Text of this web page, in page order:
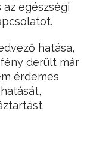
egészségi
hatása,
derült már
érdemes